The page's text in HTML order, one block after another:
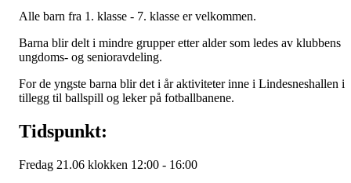
Alle barn fra 1. klasse - 7. klasse er velkommen.
Barna blir delt i mindre grupper etter alder som ledes av klubbens
ungdoms- og senioravdeling.
For de yngste barna blir det i år aktiviteter inne i Lindesneshallen i
tillegg til ballspill og leker på fotballbanene.
Tidspunkt:
Fredag 21.06 klokken 12:00 - 16:00